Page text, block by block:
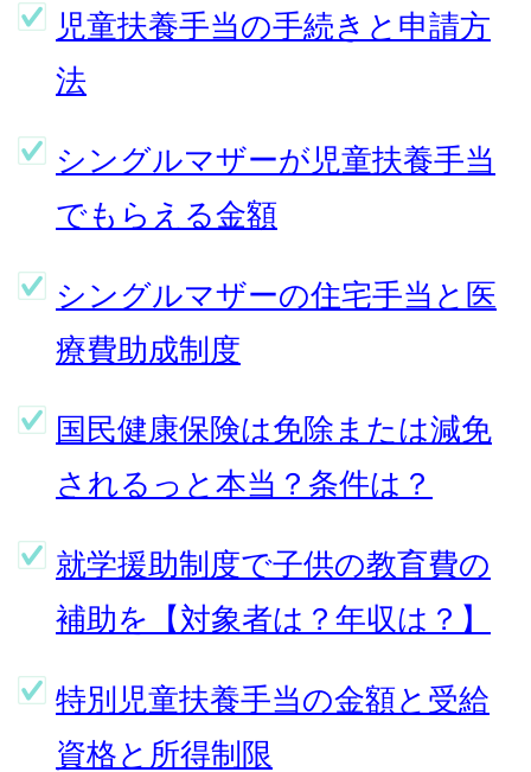
児童扶養手当の手続きと申請方
法
シングルマザーが児童扶養手当
でもらえる金額
シングルマザーの住宅手当と医
療費助成制度
国民健康保険は免除または減免
されるっと本当？条件は？
就学援助制度で子供の教育費の
補助を【対象者は？年収は？】
特別児童扶養手当の金額と受給
資格と所得制限